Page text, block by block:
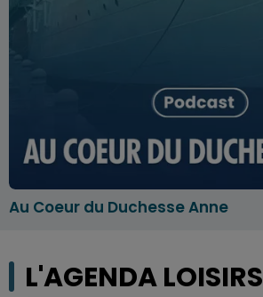
Au Coeur du Duchesse Anne
L'AGENDA LOISIRS